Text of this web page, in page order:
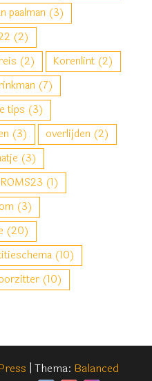
paalman (3)
(2)
(2) Korenlint (2)
(7)
tips (3)
(3) overlijden (2)
(3)
(1)
(3)
(20)
(10)
(10)
| Thema: Balanced